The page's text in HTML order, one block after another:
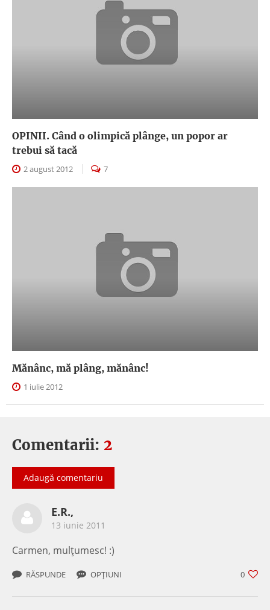
OPINII. Când o olimpică plânge, un popor ar
trebui să tacă
2 august 2012 7
Mănânc, mă plâng, mănânc!
1 iulie 2012
Comentarii: 2
Adaugă comentariu
E.R.,
13 iunie 2011
Carmen, mulțumesc! :)
0
RĂSPUNDE OPȚIUNI